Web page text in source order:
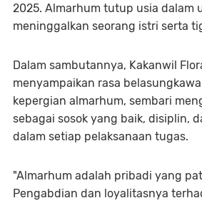
2025. Almarhum tutup usia dalam
meninggalkan seorang istri serta
Dalam sambutannya, Kakanwil
menyampaikan rasa
kepergian almarhum, sembari
sebagai sosok yang baik, disiplin,
dalam setiap pelaksanaan tugas.
"Almarhum adalah pribadi yang
Pengabdian dan loyalitasnya